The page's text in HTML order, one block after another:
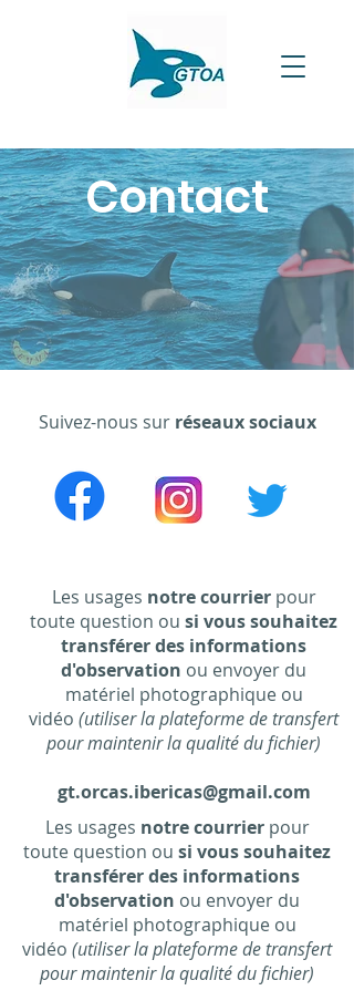
Contact
Suivez-nous sur réseaux sociaux
Les usages notre courrier pour
toute question ou si vous souhaitez
transférer des informations
d'observation ou envoyer du
matériel photographique ou
vidéo (utiliser la plateforme de transfert
pour maintenir la qualité du fichier)
gt.orcas.ibericas@gmail.com
Les usages notre courrier pour
toute question ou si vous souhaitez
transférer des informations
d'observation ou envoyer du
matériel photographique ou
vidéo (utiliser la plateforme de transfert
pour maintenir la qualité du fichier)